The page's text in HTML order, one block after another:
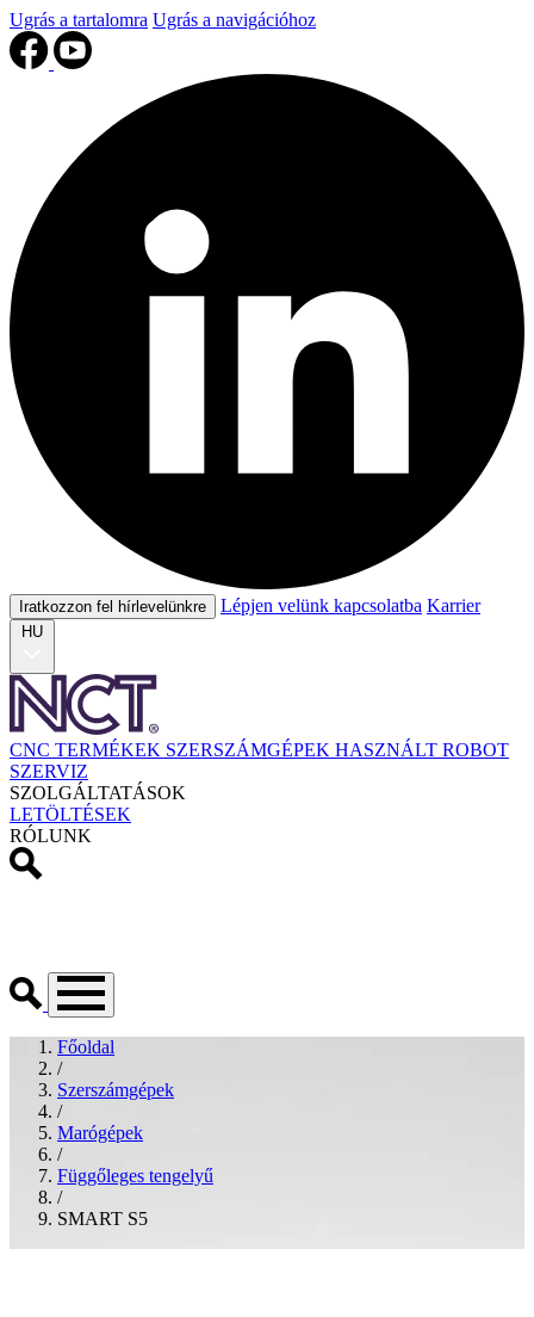
Ugrás a tartalomra Ugrás a navigációhoz
Iratkozzon fel hírlevelünkre Lépjen velünk kapcsolatba Karrier
HU
CNC TERMÉKEK SZERSZÁMGÉPEK HASZNÁLT ROBOT
SZERVIZ
SZOLGÁLTATÁSOK
LETÖLTÉSEK
RÓLUNK
Főoldal
/
Szerszámgépek
/
Marógépek
/
Függőleges tengelyű
/
SMART S5